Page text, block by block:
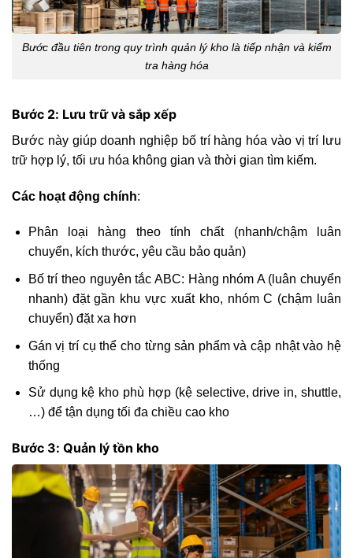
Bước đầu tiên trong quy trình quản lý kho là tiếp nhận và kiểm
tra hàng hóa
Bước 2: Lưu trữ và sắp xếp
Bước này giúp doanh nghiệp bố trí hàng hóa vào vị trí lưu
trữ hợp lý, tối ưu hóa không gian và thời gian tìm kiếm.
Các hoạt động chính:
Phân loại hàng theo tính chất (nhanh/chậm luân
chuyển, kích thước, yêu cầu bảo quản)
Bố trí theo nguyên tắc ABC: Hàng nhóm A (luân chuyển
nhanh) đặt gần khu vực xuất kho, nhóm C (chậm luân
chuyển) đặt xa hơn
Gán vị trí cụ thể cho từng sản phẩm và cập nhật vào hệ
thống
Sử dụng kệ kho phù hợp (kệ selective, drive in, shuttle,
…) để tận dụng tối đa chiều cao kho
Bước 3: Quản lý tồn kho